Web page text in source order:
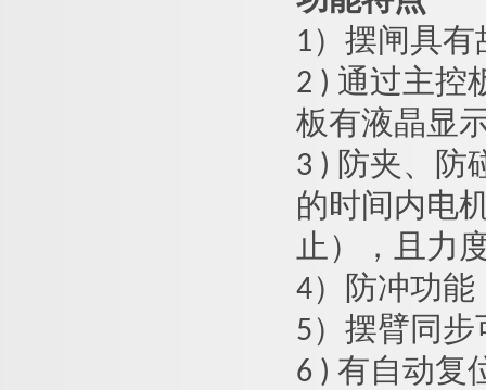
1） 摆闸 具有
2 ) 通过主控
板有液晶显
3 ) 防夹、防
的时间内电
止），且力
4）防冲功
5）摆臂同
6 ) 有自动复